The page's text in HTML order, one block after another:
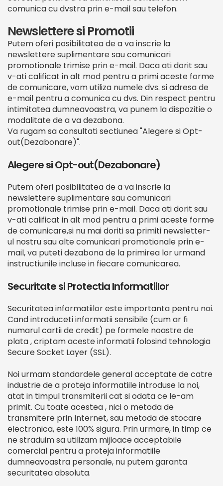
comunica cu dvstra prin e-mail sau telefon.
Newslettere si Promotii
Putem oferi posibilitatea de a va inscrie la
newslettere suplimentare sau comunicari
promotionale trimise prin e-mail. Daca ati dorit sau
v-ati calificat in alt mod pentru a primi aceste forme
de comunicare, vom utiliza numele dvs. si adresa de
e-mail pentru a comunica cu dvs. Din respect pentru
intimitatea dumneavoastra, va punem la dispozitie o
modalitate de a va dezabona.
Va rugam sa consultati sectiunea "Alegere si Opt-
out(Dezabonare)".
Alegere si Opt-out(Dezabonare)
Putem oferi posibilitatea de a va inscrie la
newslettere suplimentare sau comunicari
promotionale trimise prin e-mail. Daca ati dorit sau
v-ati calificat in alt mod pentru a primi aceste forme
de comunicare,si nu mai doriti sa primiti newsletter-
ul nostru sau alte comunicari promotionale prin e-
mail, va puteti dezabona de la primirea lor urmand
instructiunile incluse in fiecare comunicarea.
Securitate si Protectia Informatiilor
Securitatea informatiilor este importanta pentru noi.
Cand introduceti informatii sensibile (cum ar fi
numarul cartii de credit) pe formele noastre de
plata , criptam aceste informatii folosind tehnologia
Secure Socket Layer (SSL).
Noi urmam standardele general acceptate de catre
industrie de a proteja informatiile introduse la noi,
atat in timpul transmiterii cat si odata ce le-am
primit. Cu toate acestea , nici o metoda de
transmitere prin Internet, sau metoda de stocare
electronica, este 100% sigura. Prin urmare, in timp ce
ne straduim sa utilizam mijloace acceptabile
comercial pentru a proteja informatiile
dumneavoastra personale, nu putem garanta
securitatea absoluta.